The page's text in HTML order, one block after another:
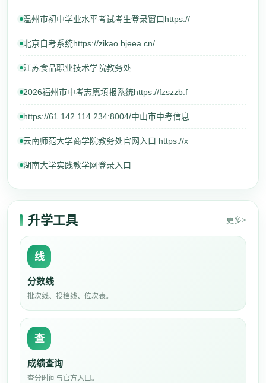
温州市初中学业水平考试考生登录窗口https://
北京自考系统https://zikao.bjeea.cn/
江苏食品职业技术学院教务处
2026福州市中考志愿填报系统https://fzszzb.f
https://61.142.114.234:8004/中山市中考信息
云南师范大学商学院教务处官网入口 https://x
湖南大学实践教学网登录入口
升学工具 更多>
线
分数线
批次线、投档线、位次表。
查
成绩查询
查分时间与官方入口。